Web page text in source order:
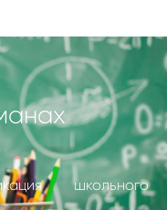
школьного